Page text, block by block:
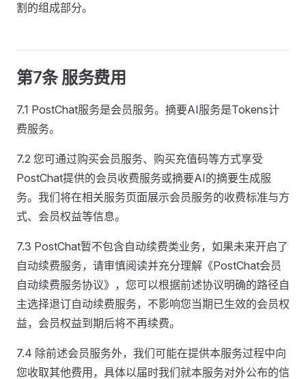
割的组成部分。
第7条 服务费用
7.1 PostChat服务是会员服务。摘要AI服务是Tokens计
费服务。
7.2 您可通过购买会员服务、购买充值码等方式享受
PostChat提供的会员收费服务或摘要AI的摘要生成服
务。我们将在相关服务页面展示会员服务的收费标准与方
式、会员权益等信息。
7.3 PostChat暂不包含自动续费类业务，如果未来开启了
自动续费服务，请审慎阅读并充分理解《PostChat会员
自动续费服务协议》，您可以根据前述协议明确的路径自
主选择退订自动续费服务，不影响您当期已生效的会员权
益，会员权益到期后将不再续费。
7.4 除前述会员服务外，我们可能在提供本服务过程中向
您收取其他费用，具体以届时我们就本服务对外公布的信